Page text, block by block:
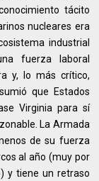
tácito
nucleares era
industrial
fuerza laboral
y, lo más crítico,
que Estados
Virginia para sí
La Armada
de su fuerza
al año (muy por
y tiene un retraso